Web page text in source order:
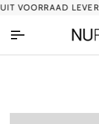
Ga
inhoud
VOORRAAD